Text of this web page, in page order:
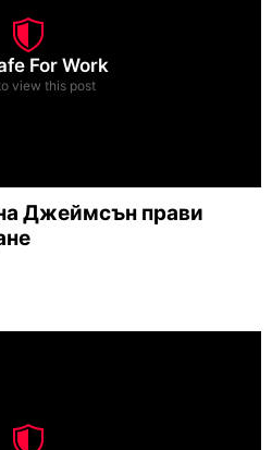
For Work
view this post
Джеймсън прави